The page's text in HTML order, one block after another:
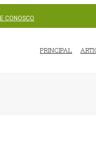
CONOSCO
PRINCIPAL